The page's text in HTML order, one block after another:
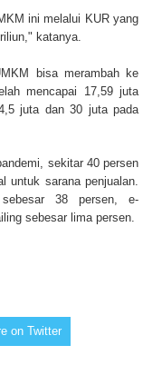
ini melalui KUR yang
katanya.
bisa merambah ke
mencapai 17,59 juta
juta dan 30 juta pada
sekitar 40 persen
untuk sarana penjualan.
38 persen, e-
sebesar lima persen.
on Twitter